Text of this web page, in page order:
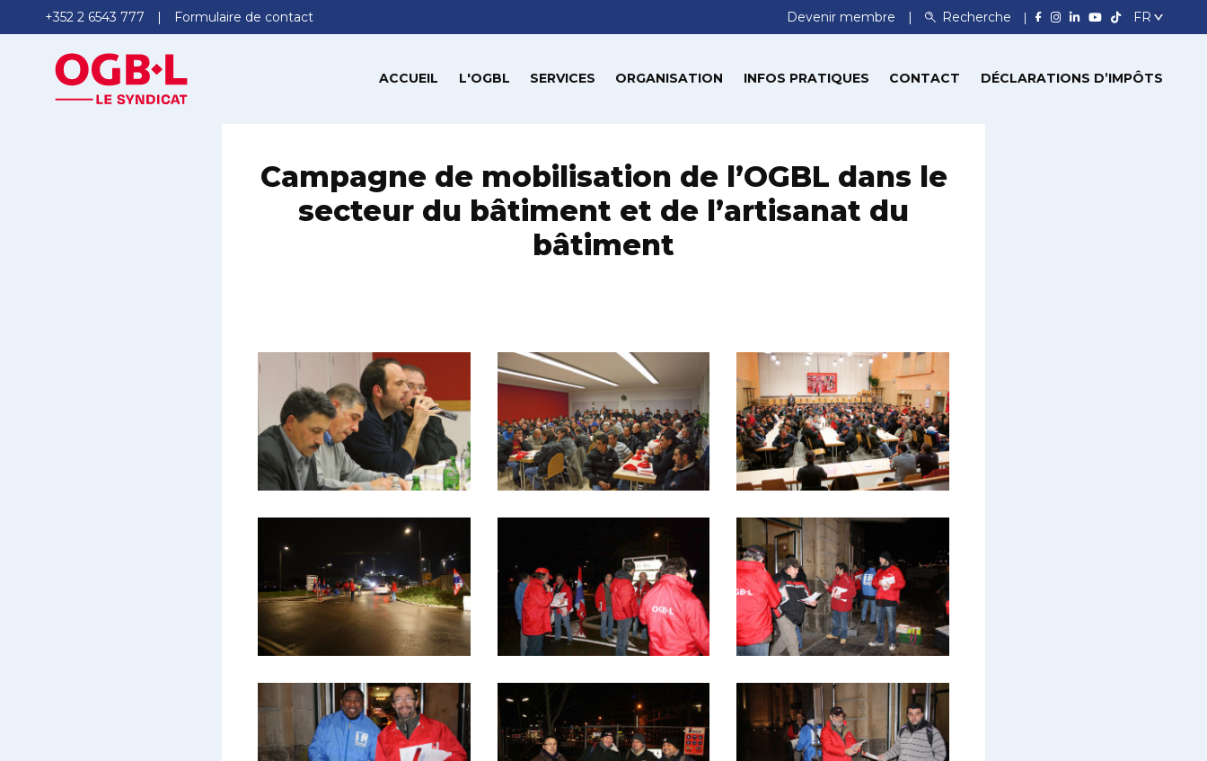
+352 2 6543 777 Formulaire de contact Devenir membre Recherche
ACCUEIL L'OGBL SERVICES ORGANISATION INFOS PRATIQUES CONTACT DÉCLARATIONS D’IMPÔTS
Campagne de mobilisation de l’OGBL dans le
secteur du bâtiment et de l’artisanat du
bâtiment